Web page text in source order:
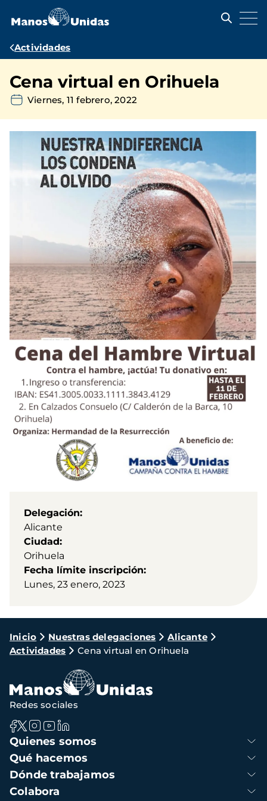
contenido
Ruta
navegación
Actividades
Cena virtual en Orihuela
Viernes, 11 febrero, 2022
Delegación
Alicante
Ciudad
Orihuela
Fecha límite inscripción
Lunes, 23 enero, 2023
Ruta
de
navegación
Inicio Nuestras delegaciones
Alicante
Actividades
Cena virtual en Orihuela
Navegación
principal
Quienes somos
Qué hacemos
Dónde trabajamos
Colabora
Redes sociales